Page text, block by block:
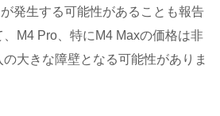
発生する可能性があることも報告
M4 Pro、特にM4 Maxの価格は非
大きな障壁となる可能性がありま